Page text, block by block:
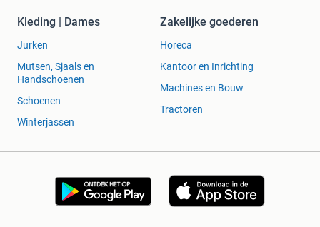
Kleding | Dames
Jurken
Mutsen, Sjaals en
Handschoenen
Schoenen
Winterjassen
Zakelijke goederen
Horeca
Kantoor en Inrichting
Machines en Bouw
Tractoren